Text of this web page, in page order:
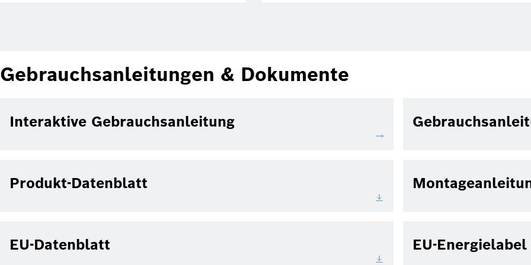
Gebrauchsanleitungen & Dokumente
Interaktive Gebrauchsanleitung
Produkt-Datenblatt
EU-Datenblatt EU-Energielabel